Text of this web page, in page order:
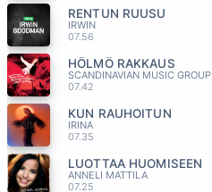
RENTUN RUUSU
IRWIN
07.56
HÖLMÖ RAKKAUS
SCANDINAVIAN MUSIC GROUP
07.42
KUN RAUHOITUN
IRINA
07.35
LUOTTAA HUOMISEEN
ANNELI MATTILA
07.25